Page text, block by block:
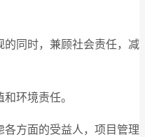
同时，兼顾社会责任，减
环境责任。
方面的受益人，项目管理